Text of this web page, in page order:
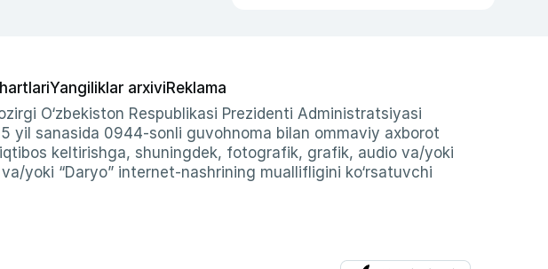
Yangiliklar arxiviReklama
O‘zbekiston Respublikasi Prezidenti Administratsiyasi
yil sanasida 0944-sonli guvohnoma bilan ommaviy axborot
keltirishga, shuningdek, fotografik, grafik, audio va/yoki
yoki “Daryo” internet-nashrining muallifligini ko‘rsatuvchi